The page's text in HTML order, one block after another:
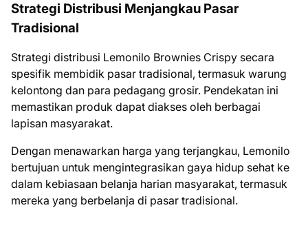
Strategi Distribusi Menjangkau Pasar
Tradisional
Strategi distribusi Lemonilo Brownies Crispy secara
spesifik membidik pasar tradisional, termasuk warung
kelontong dan para pedagang grosir. Pendekatan ini
memastikan produk dapat diakses oleh berbagai
lapisan masyarakat.
Dengan menawarkan harga yang terjangkau, Lemonilo
bertujuan untuk mengintegrasikan gaya hidup sehat ke
dalam kebiasaan belanja harian masyarakat, termasuk
mereka yang berbelanja di pasar tradisional.